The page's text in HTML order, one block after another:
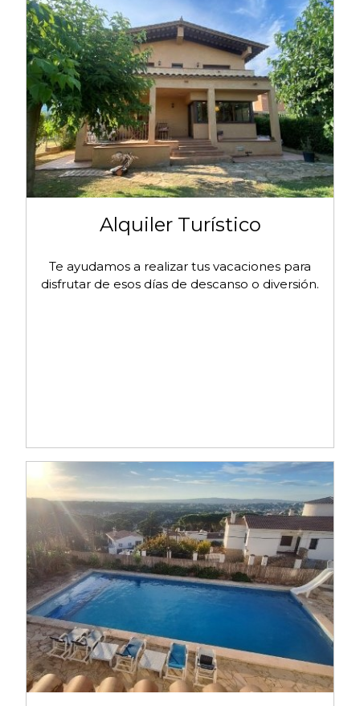
Alquiler Turístico
Te ayudamos a realizar tus vacaciones para
disfrutar de esos días de descanso o diversión.
Administración